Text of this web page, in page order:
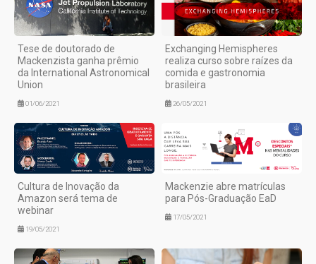
Tese de doutorado de
Mackenzista ganha prêmio
da International Astronomical
Union
01/06/2021
Exchanging Hemispheres
realiza curso sobre raízes da
comida e gastronomia
brasileira
26/05/2021
Cultura de Inovação da
Amazon será tema de
webinar
19/05/2021
Mackenzie abre matrículas
para Pós-Graduação EaD
17/05/2021